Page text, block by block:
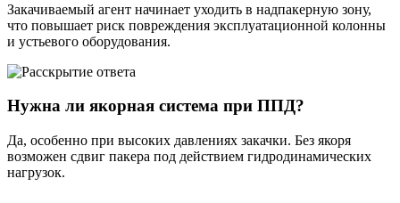
Закачиваемый агент начинает уходить в надпакерную зону,
что повышает риск повреждения эксплуатационной колонны
и устьевого оборудования.
Нужна ли якорная система при ППД?
Да, особенно при высоких давлениях закачки. Без якоря
возможен сдвиг пакера под действием гидродинамических
нагрузок.